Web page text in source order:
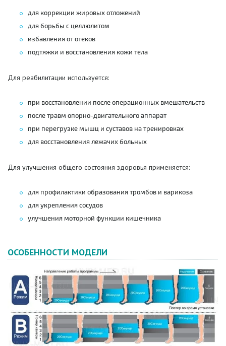
для коррекции жировых отложений
для борьбы с целлюлитом
избавления от отеков
подтяжки и восстановления кожи тела
Для реабилитации используется:
при восстановлении после операционных вмешательств
после травм опорно-двигательногоаппарат
при перегрузке мышц и суставов на тренировках
для восстановления лежачих больных
Для улучшения общего состояния здоровья применяется:
для профилактики образования тромбов и варикоза
для укрепления сосудов
улучшения моторной функции кишечника
ОСОБЕННОСТИ МОДЕЛИ